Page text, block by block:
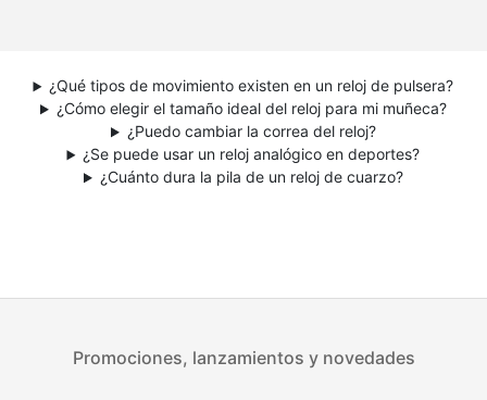
¿Qué tipos de movimiento existen en un reloj de pulsera?
¿Cómo elegir el tamaño ideal del reloj para mi muñeca?
¿Puedo cambiar la correa del reloj?
¿Se puede usar un reloj analógico en deportes?
¿Cuánto dura la pila de un reloj de cuarzo?
Promociones, lanzamientos y novedades